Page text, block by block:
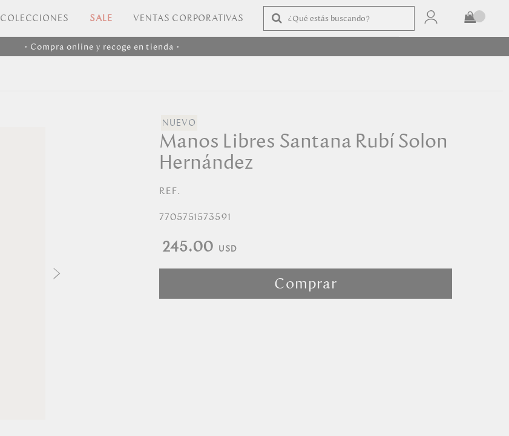
COLECCIONES SALE VENTAS CORPORATIVAS
• Compra online y recoge en tienda •
Manos Libres Santana Rubí Solon
Hernández
REF.
7705751573591
245.00
Comprar